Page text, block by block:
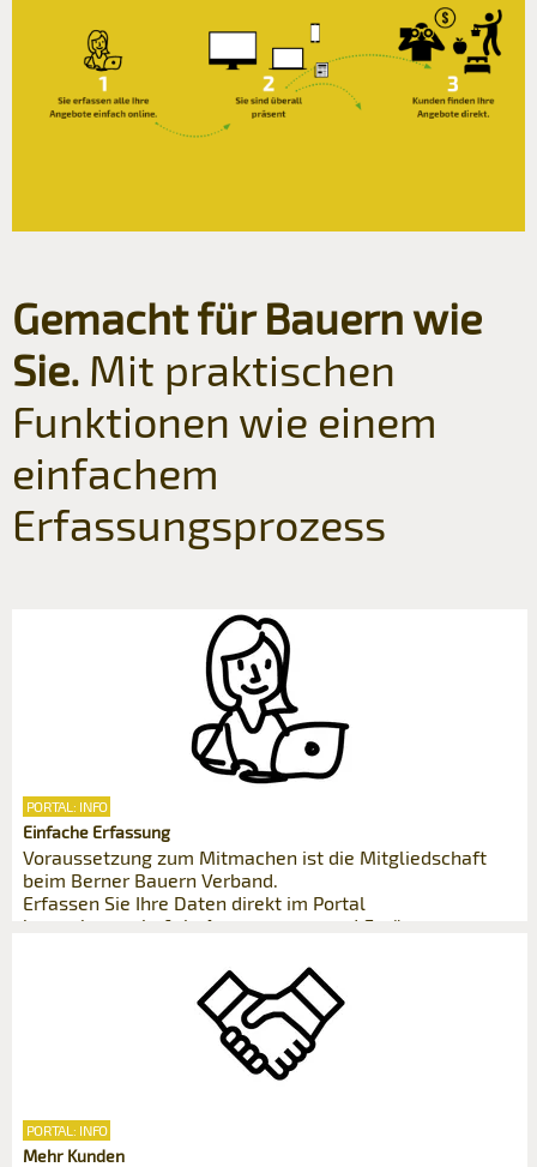
Gemacht für Bauern wie
Sie. Mit praktischen
Funktionen wie einem
einfachem
Erfassungsprozess
PORTAL: INFO
Einfache Erfassung
Voraussetzung zum Mitmachen ist die Mitgliedschaft
beim Berner Bauern Verband.
Erfassen Sie Ihre Daten direkt im Portal
bernerbauernhof.ch. Anpassungen und Ergänzungen
PORTAL: INFO
Mehr Kunden